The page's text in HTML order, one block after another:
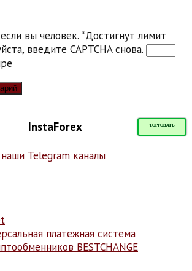
вы человек. *Достигнут лимит
введите CAPTCHA снова.
InstaForex ТОРГОВАТЬ